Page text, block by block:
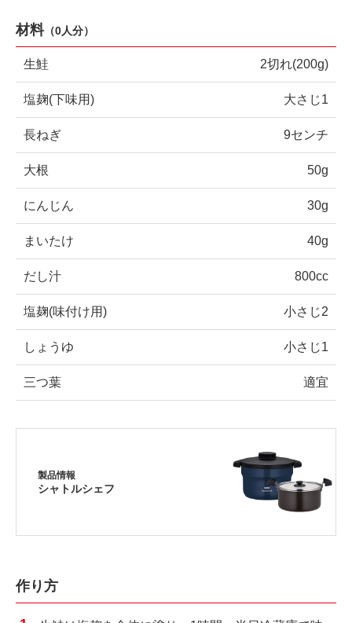
材料（0人分）
生鮭 2切れ(200g)
塩麹(下味用) 大さじ1
長ねぎ 9センチ
大根 50g
にんじん 30g
まいたけ 40g
だし汁 800cc
塩麹(味付け用) 小さじ2
しょうゆ 小さじ1
三つ葉 適宜
製品情報
シャトルシェフ
作り方